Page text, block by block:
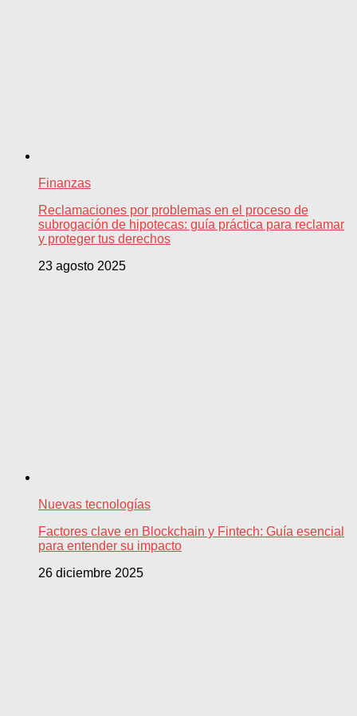
Finanzas
Reclamaciones por problemas en el proceso de
subrogación de hipotecas: guía práctica para reclamar
y proteger tus derechos
23 agosto 2025
Nuevas tecnologías
Factores clave en Blockchain y Fintech: Guía esencial
para entender su impacto
26 diciembre 2025